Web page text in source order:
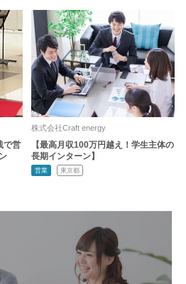
で営
株式会社Craft energy
【最高月収100万円越え！学生主体の
長期インターン】
営業 東京都